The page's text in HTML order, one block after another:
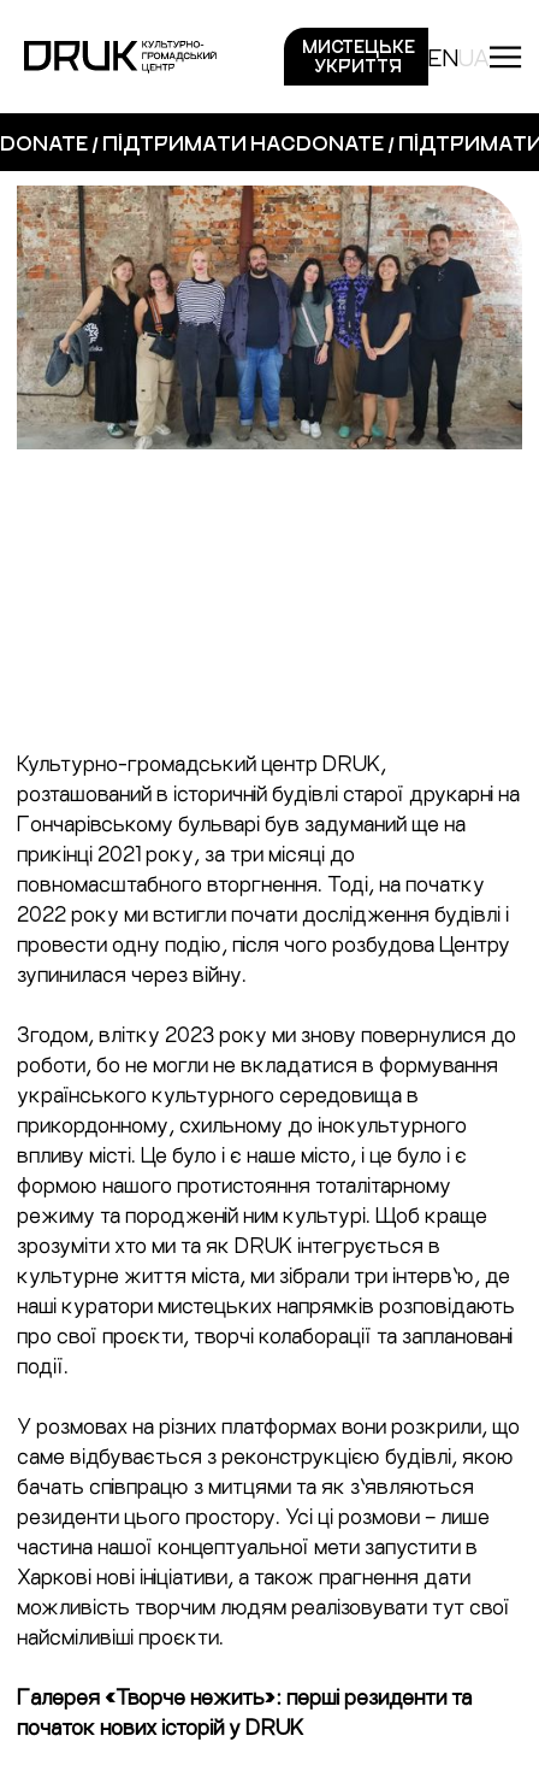
МИСТЕЦЬКЕ
УКРИТТЯ
ENUA
DONATE / ПІДТРИМАТИ НАСDONATE /
Культурно-громадський центр DRUK,
розташований в історичній будівлі старої друкарні на
Гончарівському бульварі був задуманий ще на
прикінці 2021 року, за три місяці до
повномасштабного вторгнення. Тоді, на початку
2022 року ми встигли почати дослідження будівлі і
провести одну подію, після чого розбудова Центру
зупинилася через війну.
Згодом, влітку 2023 року ми знову повернулися до
роботи, бо не могли не вкладатися в формування
українського культурного середовища в
прикордонному, схильному до інокультурного
впливу місті. Це було і є наше місто, і це було і є
формою нашого протистояння тоталітарному
режиму та породженій ним культурі. Щоб краще
зрозуміти хто ми та як DRUK інтегрується в
культурне життя міста, ми зібрали три інтерв’ю, де
наші куратори мистецьких напрямків розповідають
про свої проєкти, творчі колаборації та заплановані
події.
У розмовах на різних платформах вони розкрили, що
саме відбувається з реконструкцією будівлі, якою
бачать співпрацю з митцями та як з’являються
резиденти цього простору. Усі ці розмови – лише
частина нашої концептуальної мети запустити в
Харкові нові ініціативи, а також прагнення дати
можливість творчим людям реалізовувати тут свої
найсміливіші проєкти.
Галерея «Творче нежить»: перші резиденти та
початок нових історій у DRUK